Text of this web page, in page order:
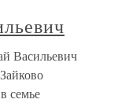
Васильевич
семье